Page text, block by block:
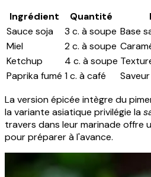
Ingrédient
Quantité
Sauce soja
3 c. à soupe Base
Miel
2 c. à soupe
Ketchup
4 c. à soupe
Paprika fumé 1 c. à café
La version épicée intègre du
la variante asiatique privilégie la
travers dans leur marinade offre
pour préparer à l'avance.